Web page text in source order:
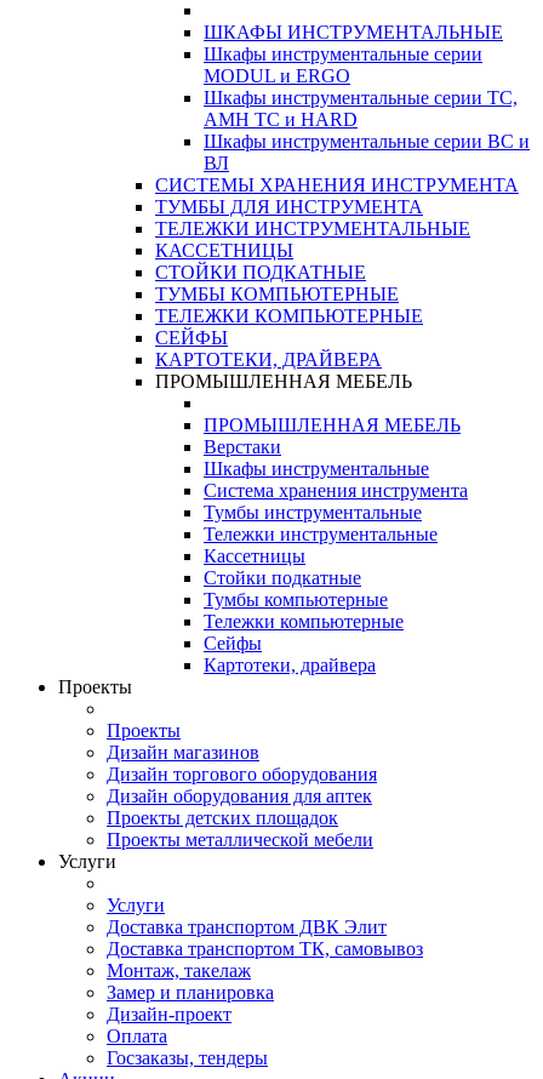
ШКАФЫ ИНСТРУМЕНТАЛЬНЫЕ
Шкафы инструментальные серии
MODUL и ERGO
Шкафы инструментальные серии ТС,
АМН ТС и HARD
Шкафы инструментальные серии ВС и
ВЛ
СИСТЕМЫ ХРАНЕНИЯ ИНСТРУМЕНТА
ТУМБЫ ДЛЯ ИНСТРУМЕНТА
ТЕЛЕЖКИ ИНСТРУМЕНТАЛЬНЫЕ
КАССЕТНИЦЫ
СТОЙКИ ПОДКАТНЫЕ
ТУМБЫ КОМПЬЮТЕРНЫЕ
ТЕЛЕЖКИ КОМПЬЮТЕРНЫЕ
СЕЙФЫ
КАРТОТЕКИ, ДРАЙВЕРА
ПРОМЫШЛЕННАЯ МЕБЕЛЬ
ПРОМЫШЛЕННАЯ МЕБЕЛЬ
Верстаки
Шкафы инструментальные
Система хранения инструмента
Тумбы инструментальные
Тележки инструментальные
Кассетницы
Стойки подкатные
Тумбы компьютерные
Тележки компьютерные
Сейфы
Картотеки, драйвера
Проекты
Проекты
Дизайн магазинов
Дизайн торгового оборудования
Дизайн оборудования для аптек
Проекты детских площадок
Проекты металлической мебели
Услуги
Услуги
Доставка транспортом ДВК Элит
Доставка транспортом ТК, самовывоз
Монтаж, такелаж
Замер и планировка
Дизайн-проект
Оплата
Госзаказы, тендеры